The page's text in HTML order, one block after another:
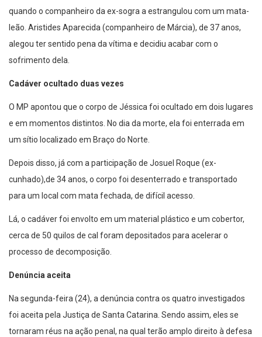
quando o companheiro da ex-sogra a estrangulou com um mata-
leão. Aristides Aparecida (companheiro de Márcia), de 37 anos,
alegou ter sentido pena da vítima e decidiu acabar com o
sofrimento dela.
Cadáver ocultado duas vezes
O MP apontou que o corpo de Jéssica foi ocultado em dois lugares
e em momentos distintos. No dia da morte, ela foi enterrada em
um sítio localizado em Braço do Norte.
Depois disso, já com a participação de Josuel Roque (ex-
cunhado),de 34 anos, o corpo foi desenterrado e transportado
para um local com mata fechada, de difícil acesso.
Lá, o cadáver foi envolto em um material plástico e um cobertor,
cerca de 50 quilos de cal foram depositados para acelerar o
processo de decomposição.
Denúncia aceita
Na segunda-feira (24), a denúncia contra os quatro investigados
foi aceita pela Justiça de Santa Catarina. Sendo assim, eles se
tornaram réus na ação penal, na qual terão amplo direito à defesa